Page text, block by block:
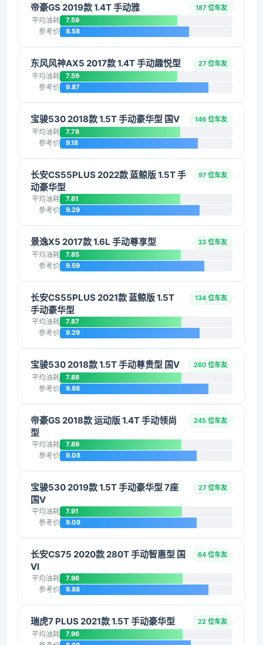
帝豪GS 2019款 1.4T 手动雅 187 位车友
平均油耗 7.59
参考价 8.58
东风风神AX5 2017款 1.4T 手动趣悦型 27 位车友
平均油耗 7.59
参考价 9.87
宝骏530 2018款 1.5T 手动豪华型 国V 146 位车友
平均油耗 7.78
参考价 9.18
长安CS55PLUS 2022款 蓝鲸版 1.5T 手
动豪华型
97 位车友
平均油耗 7.81
参考价 9.29
景逸X5 2017款 1.6L 手动尊享型 33 位车友
平均油耗 7.85
参考价 9.59
长安CS55PLUS 2021款 蓝鲸版 1.5T
手动豪华型
134 位车友
平均油耗 7.87
参考价 9.29
宝骏530 2018款 1.5T 手动尊贵型 国V 260 位车友
平均油耗 7.88
参考价 9.88
帝豪GS 2018款 运动版 1.4T 手动领尚
型
245 位车友
平均油耗 7.89
参考价 9.08
宝骏530 2019款 1.5T 手动豪华型 7座
国V
27 位车友
平均油耗 7.91
参考价 9.08
长安CS75 2020款 280T 手动智惠型 国
VI
64 位车友
平均油耗 7.96
参考价 9.88
瑞虎7 PLUS 2021款 1.5T 手动豪华型 22 位车友
平均油耗 7.96